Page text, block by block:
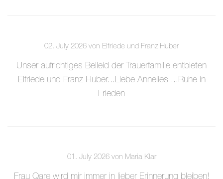
02. July 2026 von Elfriede und Franz Huber
Unser aufrichtiges Beileid der Trauerfamilie entbieten
Elfriede und Franz Huber...Liebe Annelies ...Ruhe in
Frieden
01. July 2026 von Maria Klar
Frau Qare wird mir immer in lieber Erinnerung bleiben!